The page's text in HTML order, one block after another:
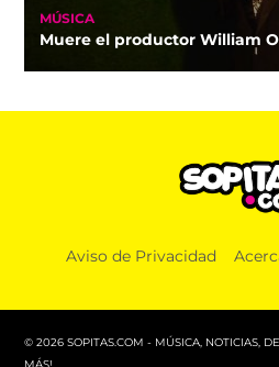
MÚSICA
Muere el productor William
Aviso de Privacidad
© 2026 SOPITAS.COM - MÚSICA, NOTICIAS,